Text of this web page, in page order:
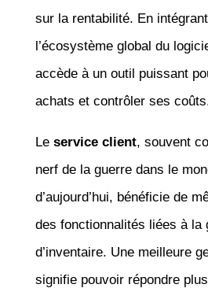
sur la rentabilité. En
l’écosystème global du
accède à un outil puissant
achats et contrôler ses
Le service client, souvent
nerf de la guerre dans le
d’aujourd’hui, bénéficie de
des fonctionnalités liées à la
d’inventaire. Une meilleure
signifie pouvoir répondre